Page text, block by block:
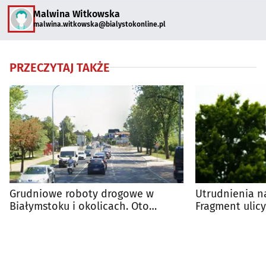
Malwina Witkowska
malwina.witkowska@bialystokonline.pl
PRZECZYTAJ TAKŻE
Grudniowe roboty drogowe w
Białymstoku i okolicach. Oto
Utrudnienia
Fragment